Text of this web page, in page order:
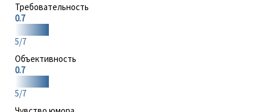
Требовательность
0.7
5/7
Объективность
0.7
5/7